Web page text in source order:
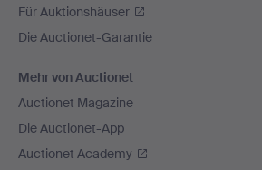
Für Auktionshäuser
Die Auctionet-Garantie
Mehr von Auctionet
Auctionet Magazine
Die Auctionet-App
Auctionet Academy